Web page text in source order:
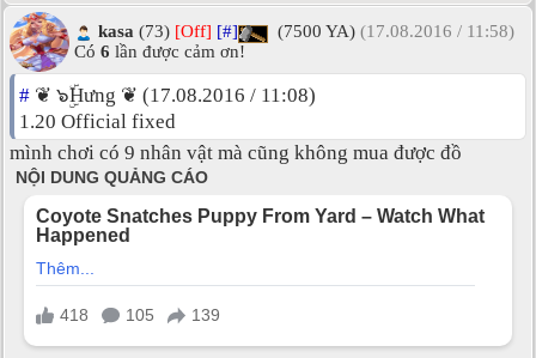
kasa (73) [Off] [#] (7500 YA) (17.08.2016 / 11:58)
Có 6 lần được cảm ơn!
# ❦ ๖ۣۜHưng ❦ (17.08.2016 / 11:08)
1.20 Official fixed
mình chơi có 9 nhân vật mà cũng không mua được đồ